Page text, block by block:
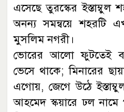
এসেছে তুরস্কের ইস্তাম্বুল
অনন্য সমন্বয়ে শহরটি
মুসলিম নগরী।
ভোরের আলো ফুটতেই
ভেসে থাকে; মিনারের
এগোয়, জেগে উঠে
আহমেদ স্কয়ারে ঢল